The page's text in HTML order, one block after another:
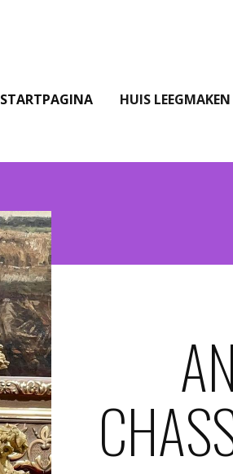
STARTPAGINA HUIS LEEGMAKEN